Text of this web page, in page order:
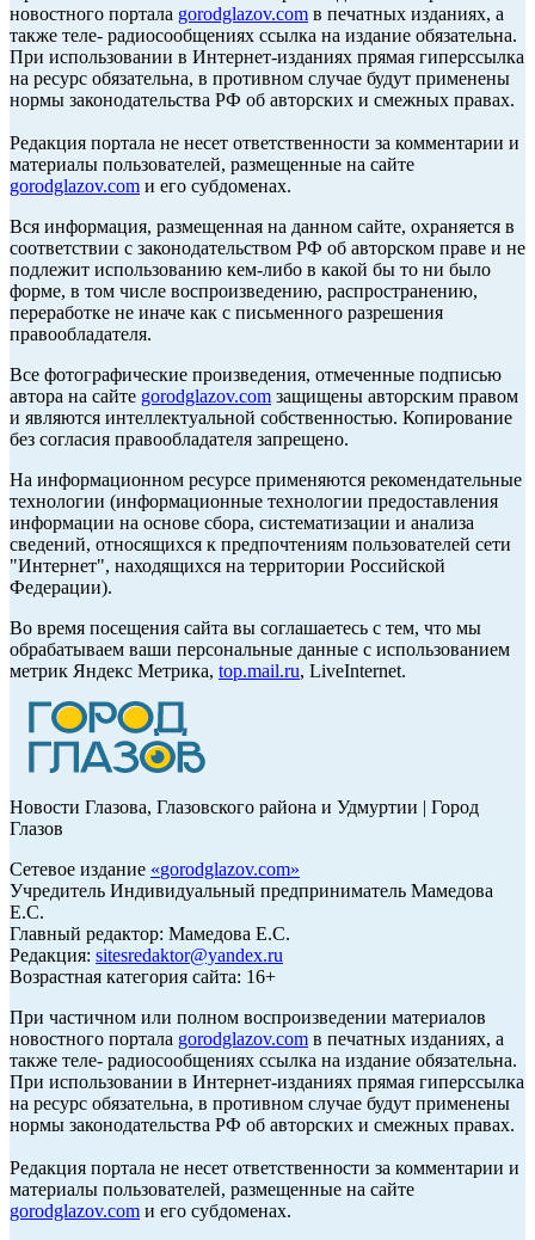
новостного портала gorodglazov.com в печатных изданиях, а
также теле- радиосообщениях ссылка на издание обязательна.
При использовании в Интернет-изданиях прямая гиперссылка
на ресурс обязательна, в противном случае будут применены
нормы законодательства РФ об авторских и смежных правах.
Редакция портала не несет ответственности за комментарии и
материалы пользователей, размещенные на сайте
gorodglazov.com и его субдоменах.
Вся информация, размещенная на данном сайте, охраняется в
соответствии с законодательством РФ об авторском праве и не
подлежит использованию кем-либо в какой бы то ни было
форме, в том числе воспроизведению, распространению,
переработке не иначе как с письменного разрешения
правообладателя.
Все фотографические произведения, отмеченные подписью
автора на сайте gorodglazov.com защищены авторским правом
и являются интеллектуальной собственностью. Копирование
без согласия правообладателя запрещено.
На информационном ресурсе применяются рекомендательные
технологии (информационные технологии предоставления
информации на основе сбора, систематизации и анализа
сведений, относящихся к предпочтениям пользователей сети
"Интернет", находящихся на территории Российской
Федерации).
Во время посещения сайта вы соглашаетесь с тем, что мы
обрабатываем ваши персональные данные с использованием
метрик Яндекс Метрика, top.mail.ru, LiveInternet.
Новости Глазова, Глазовского района и Удмуртии | Город
Глазов
Сетевое издание «gorodglazov.com»
Учредитель Индивидуальный предприниматель Мамедова
Е.С.
Главный редактор: Мамедова Е.С.
Редакция: sitesredaktor@yandex.ru
Возрастная категория сайта: 16+
При частичном или полном воспроизведении материалов
новостного портала gorodglazov.com в печатных изданиях, а
также теле- радиосообщениях ссылка на издание обязательна.
При использовании в Интернет-изданиях прямая гиперссылка
на ресурс обязательна, в противном случае будут применены
нормы законодательства РФ об авторских и смежных правах.
Редакция портала не несет ответственности за комментарии и
материалы пользователей, размещенные на сайте
gorodglazov.com и его субдоменах.